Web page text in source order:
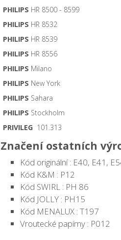
PHILIPS HR 8500 - 8599
PHILIPS HR 8532
PHILIPS HR 8539
PHILIPS HR 8556
PHILIPS Milano
PHILIPS New York
PHILIPS Sahara
PHILIPS Stockholm
PRIVILEG101.313
Značení ostatních
Kód originální : E40, E41,
Kód K&M : P12
Kód SWIRL : PH 86
Kód JOLLY : PH15
Kód MENALUX : T197
Vroutecké papírny : P012